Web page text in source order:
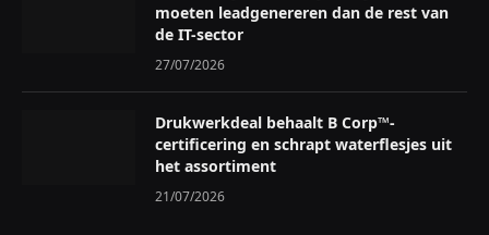
moeten leadgenereren dan de rest van
de IT-sector
27/07/2026
Drukwerkdeal behaalt B Corp™-
certificering en schrapt waterflesjes uit
het assortiment
21/07/2026